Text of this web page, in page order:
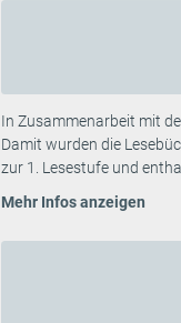
In Zusammenarbeit mit
Damit wurden die
zur 1. Lesestufe und
Mehr Infos anzeigen